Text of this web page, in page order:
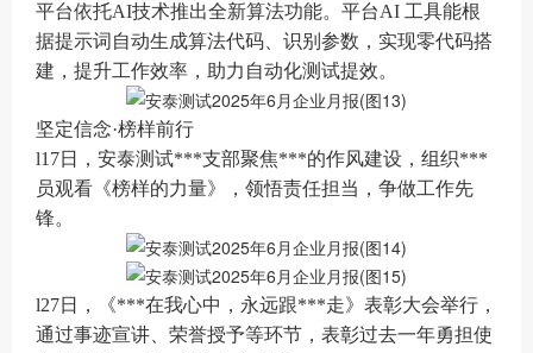
平台依托AI技术推出全新算法功能。平台AI 工具能根
据提示词自动生成算法代码、识别参数，实现零代码搭
建，提升工作效率，助力自动化测试提效。
坚定信念·榜样前行
l17日，安泰测试***支部聚焦***的作风建设，组织***
员观看《榜样的力量》，领悟责任担当，争做工作先
锋。
l27日，《***在我心中，永远跟***走》表彰大会举行，
通过事迹宣讲、荣誉授予等环节，表彰过去一年勇担使